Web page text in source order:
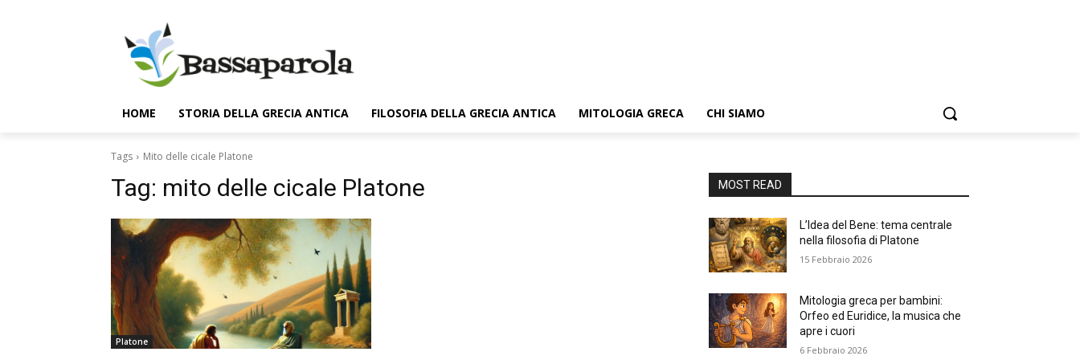
HOME STORIA DELLA GRECIA ANTICA FILOSOFIA DELLA GRECIA ANTICA MITOLOGIA GRECA CHI SIAMO
Tags Mito delle cicale Platone
Tag: mito delle cicale Platone
Platone
MOST READ
L’Idea del Bene: tema centrale
nella filosofia di Platone
15 Febbraio 2026
Mitologia greca per bambini:
Orfeo ed Euridice, la musica che
apre i cuori
6 Febbraio 2026